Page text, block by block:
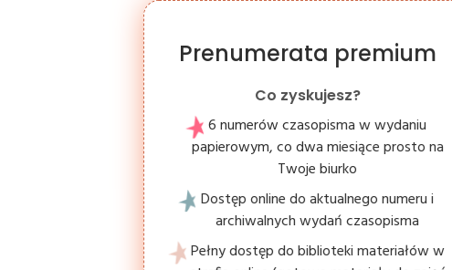
Prenumerata premium
Co zyskujesz?
6 numerów czasopisma w wydaniu
papierowym, co dwa miesiące prosto na
Twoje biurko
Dostęp online do aktualnego numeru i
archiwalnych wydań czasopisma
Pełny dostęp do biblioteki materiałów w